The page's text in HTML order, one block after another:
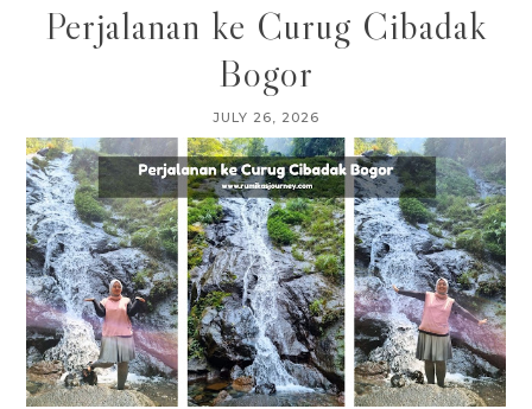
Perjalanan ke Curug Cibadak
Bogor
JULY 26, 2026